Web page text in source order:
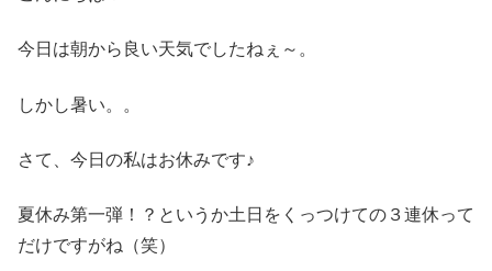
今日は朝から良い天気でしたねぇ～。
しかし暑い。。
さて、今日の私はお休みです♪
夏休み第一弾！？というか土日をくっつけての３連休って
だけですがね（笑）